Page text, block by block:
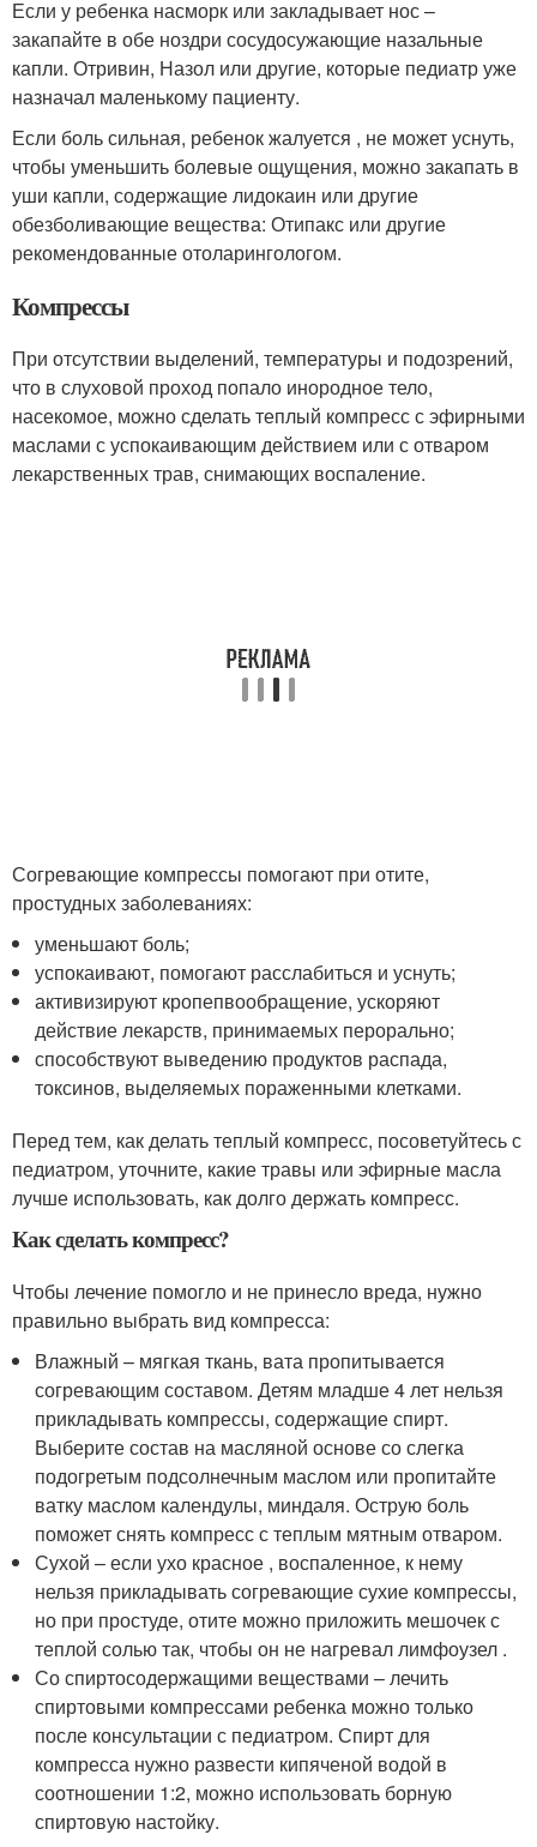
Если у ребенка насморк или закладывает нос –
закапайте в обе ноздри сосудосужающие назальные
капли. Отривин, Назол или другие, которые педиатр уже
назначал маленькому пациенту.
Если боль сильная, ребенок жалуется , не может уснуть,
чтобы уменьшить болевые ощущения, можно закапать в
уши капли, содержащие лидокаин или другие
обезболивающие вещества: Отипакс или другие
рекомендованные отоларингологом.
Компрессы
При отсутствии выделений, температуры и подозрений,
что в слуховой проход попало инородное тело,
насекомое, можно сделать теплый компресс с эфирными
маслами с успокаивающим действием или с отваром
лекарственных трав, снимающих воспаление.
Согревающие компрессы помогают при отите,
простудных заболеваниях:
уменьшают боль;
успокаивают, помогают расслабиться и уснуть;
активизируют кропепвообращение, ускоряют
действие лекарств, принимаемых перорально;
способствуют выведению продуктов распада,
токсинов, выделяемых пораженными клетками.
Перед тем, как делать теплый компресс, посоветуйтесь с
педиатром, уточните, какие травы или эфирные масла
лучше использовать, как долго держать компресс.
Как сделать компресс?
Чтобы лечение помогло и не принесло вреда, нужно
правильно выбрать вид компресса:
Влажный – мягкая ткань, вата пропитывается
согревающим составом. Детям младше 4 лет нельзя
прикладывать компрессы, содержащие спирт.
Выберите состав на масляной основе со слегка
подогретым подсолнечным маслом или пропитайте
ватку маслом календулы, миндаля. Острую боль
поможет снять компресс с теплым мятным отваром.
Сухой – если ухо красное , воспаленное, к нему
нельзя прикладывать согревающие сухие компрессы,
но при простуде, отите можно приложить мешочек с
теплой солью так, чтобы он не нагревал лимфоузел .
Со спиртосодержащими веществами – лечить
спиртовыми компрессами ребенка можно только
после консультации с педиатром. Спирт для
компресса нужно развести кипяченой водой в
соотношении 1:2, можно использовать борную
спиртовую настойку.